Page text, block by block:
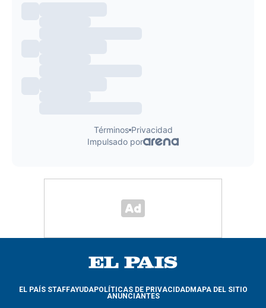
EL PAÍS STAFFAYUDAPOLÍTICAS DE PRIVACIDADMAPA DEL SITIO
ANUNCIANTES